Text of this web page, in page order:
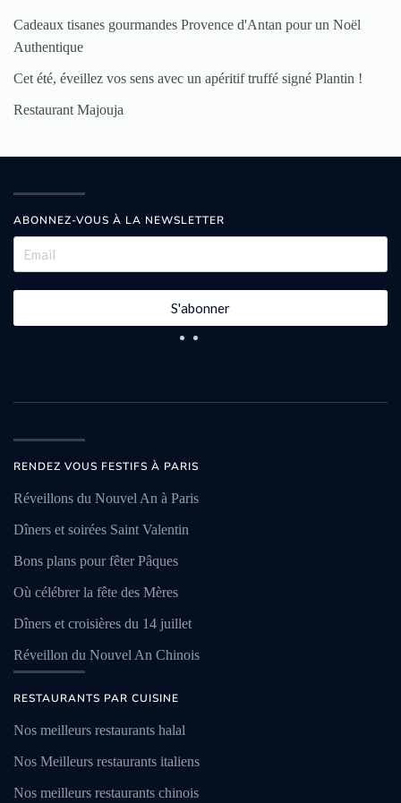
Cadeaux tisanes gourmandes Provence d'Antan pour un Noël
Authentique
Cet été, éveillez vos sens avec un apéritif truffé signé Plantin !
Restaurant Majouja
ABONNEZ-VOUS À LA NEWSLETTER
S'abonner
RENDEZ VOUS FESTIFS À PARIS
Réveillons du Nouvel An à Paris
Dîners et soirées Saint Valentin
Bons plans pour fêter Pâques
Où célébrer la fête des Mères
Dîners et croisières du 14 juillet
Réveillon du Nouvel An Chinois
RESTAURANTS PAR CUISINE
Nos meilleurs restaurants halal
Nos Meilleurs restaurants italiens
Nos meilleurs restaurants chinois